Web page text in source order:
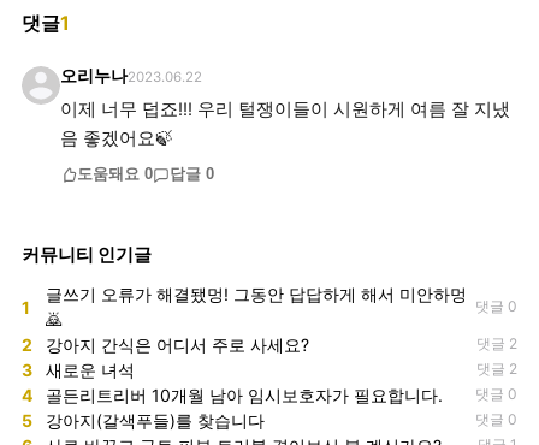
댓글1
오리누나2023.06.22
이제 너무 덥죠!!! 우리 털쟁이들이 시원하게 여름 잘 지냈
음 좋겠어요🍃
도움돼요 0 답글 0
커뮤니티 인기글
1
글쓰기 오류가 해결됐멍! 그동안 답답하게 해서 미안하멍
🙇
댓글 0
2 강아지 간식은 어디서 주로 사세요? 댓글 2
3 새로운 녀석 댓글 2
4 골든리트리버 10개월 남아 임시보호자가 필요합니다. 댓글 0
5 강아지(갈색푸들)를 찾습니다 댓글 0